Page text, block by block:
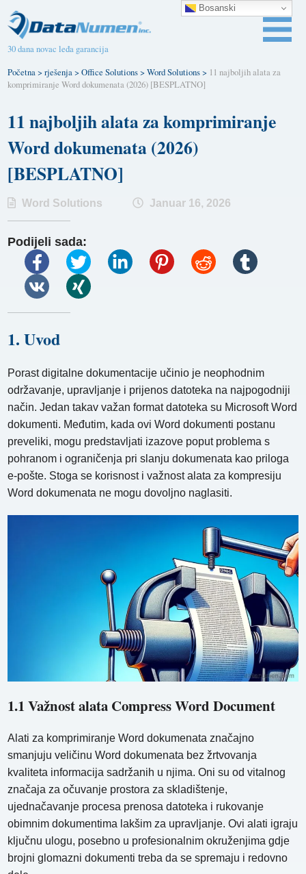
30 dana novac leđa garancija
Početna>rješenja>Office Solutions>Word Solutions> 11 najboljih alata za
komprimiranje Word dokumenata (2026) [BESPLATNO]
11 najboljih alata za komprimiranje
Word dokumenata (2026)
[BESPLATNO]
Word Solutions Januar 16, 2026
Podijeli sada:
1. Uvod
Porast digitalne dokumentacije učinio je neophodnim
održavanje, upravljanje i prijenos datoteka na najpogodniji
način. Jedan takav važan format datoteka su Microsoft Word
dokumenti. Međutim, kada ovi Word dokumenti postanu
preveliki, mogu predstavljati izazove poput problema s
pohranom i ograničenja pri slanju dokumenata kao priloga
e-pošte. Stoga se korisnost i važnost alata za kompresiju
Word dokumenata ne mogu dovoljno naglasiti.
1.1 Važnost alata Compress Word Document
Alati za komprimiranje Word dokumenata značajno
smanjuju veličinu Word dokumenata bez žrtvovanja
kvaliteta informacija sadržanih u njima. Oni su od vitalnog
značaja za očuvanje prostora za skladištenje,
ujednačavanje procesa prenosa datoteka i rukovanje
obimnim dokumentima lakšim za upravljanje. Ovi alati igraju
ključnu ulogu, posebno u profesionalnim okruženjima gdje
brojni glomazni dokumenti treba da se spremaju i redovno
Bosanski